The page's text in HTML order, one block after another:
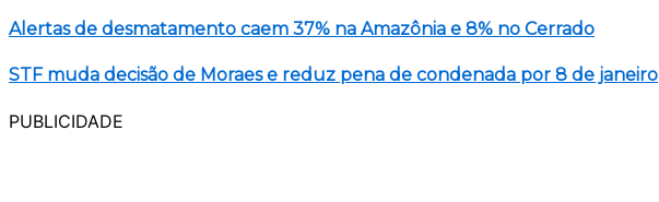
Alertas de desmatamento caem 37% na Amazônia e 8% no Cerrado
STF muda decisão de Moraes e reduz pena de condenada por 8 de janeiro
PUBLICIDADE